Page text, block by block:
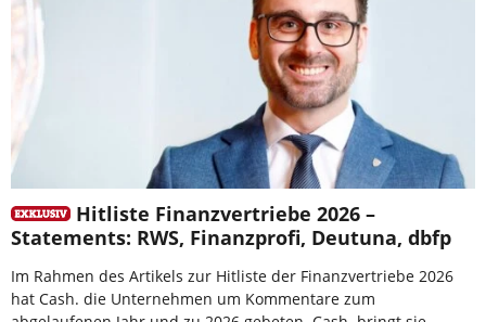
Hitliste Finanzvertriebe 2026 –
Statements: RWS, Finanzprofi, Deutuna, dbfp
Im Rahmen des Artikels zur Hitliste der Finanzvertriebe 2026
hat Cash. die Unternehmen um Kommentare zum